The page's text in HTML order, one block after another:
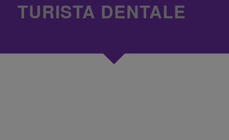
TURISTA DENTALE